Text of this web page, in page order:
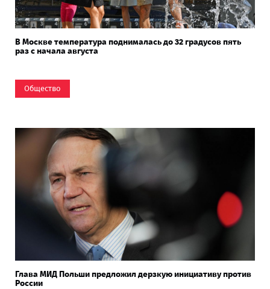
В Москве температура поднималась до 32 градусов пять
раз с начала августа
Общество
Глава МИД Польши предложил дерзкую инициативу против
России